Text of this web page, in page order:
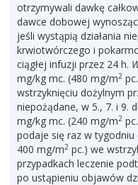
otrzymywali dawkę
dawce dobowej
jeśli wystąpią działania
krwiotwórczego i
ciągłej infuzji przez 24 h.
mg/kg mc. (480 mg/m2
wstrzyknięciu dożylnym
niepożądane, w 5., 7. i 9.
mg/kg mc. (240 mg/m2
podaje się raz w
400 mg/m2 pc.) we
przypadkach leczenie
po ustąpieniu objawów